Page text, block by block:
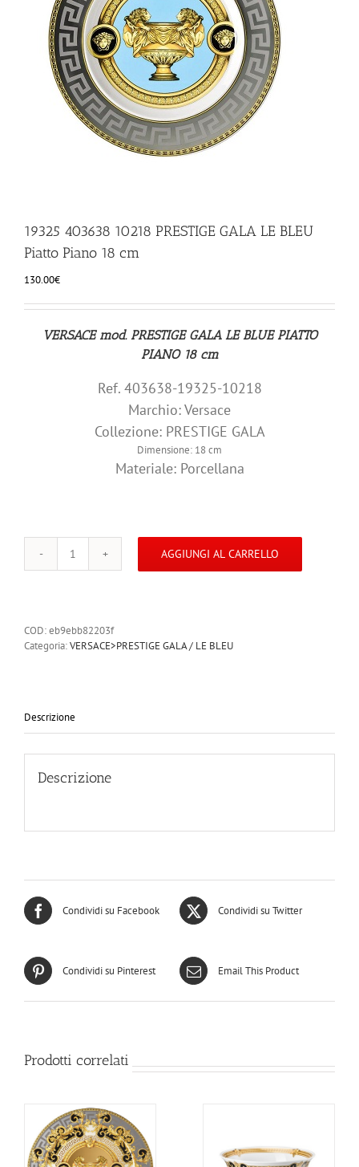
ILLUMINAZIONE
FUORI PRODUZIONE
BOMBONIERE
LISTE DI NOZZE
19325 403638 10218 PRESTIGE GALA LE BLEU
Piatto Piano 18 cm
130.00€
VERSACE mod. PRESTIGE GALA LE BLUE PIATTO
PIANO 18 cm
Ref. 403638-19325-10218
Marchio: Versace
Collezione: PRESTIGE GALA
Dimensione: 18 cm
Materiale: Porcellana
19325
LE
BLEU
cm
AGGIUNGI AL CARRELLO
COD:eb9ebb82203f
Categoria:VERSACE>PRESTIGE GALA / LE BLEU
Descrizione
Descrizione
Condividi su Facebook Condividi su Twitter
Condividi su Pinterest Email This Product
Prodotti correlati